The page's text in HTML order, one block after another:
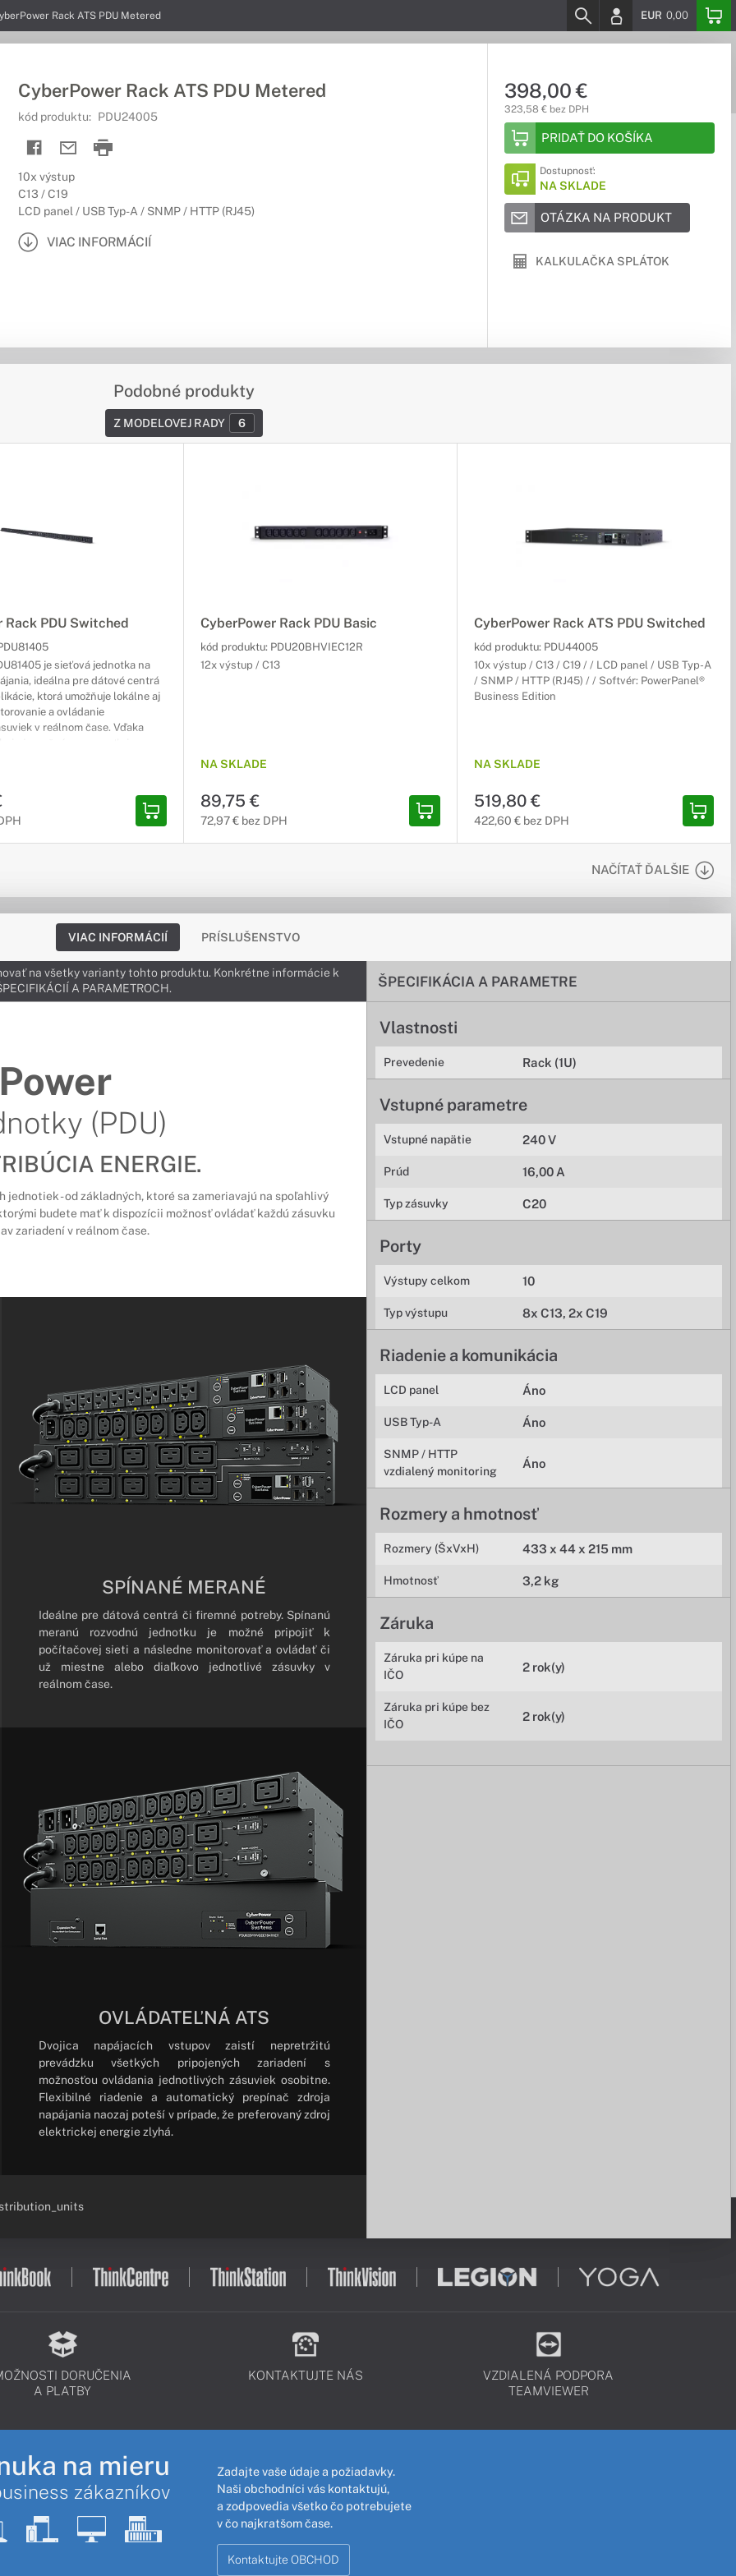
Rack ATS PDU Metered EUR 0,00
CyberPower Rack ATS PDU Metered
kód produktu: PDU24005
10x výstup
C13 / C19
LCD panel / USB Typ-A / SNMP / HTTP (RJ45)
VIAC INFORMÁCIÍ
398,00 €
323,58 € bez DPH
PRIDAŤ DO KOŠÍKA
Dostupnosť:
NA SKLADE
OTÁZKA NA PRODUKT
KALKULAČKA SPLÁTOK
Podobné produkty
Z MODELOVEJ RADY 6
Rack PDU Switched
je sieťová jednotka na
ideálna pre dátové centrá
ktorá umožňuje lokálne aj
a ovládanie
v reálnom čase. Vďaka
jednou IP adresou, čo
Softvér: PowerPanel® Business
CyberPower Rack PDU Basic
kód produktu: PDU20BHVIEC12R
12x výstup / C13
NA SKLADE
89,75 €
72,97 € bez DPH
CyberPower Rack ATS PDU Switched
kód produktu: PDU44005
10x výstup / C13 / C19 / / LCD panel / USB Typ-A
/ SNMP / HTTP (RJ45) / / Softvér: PowerPanel®
Business Edition
NA SKLADE
519,80 €
422,60 € bez DPH
NAČÍTAŤ ĎALŠIE
VIAC INFORMÁCIÍ PRÍSLUŠENSTVO
ŠPECIFIKÁCIA A PARAMETRE
Vlastnosti
Prevedenie Rack (1U)
Vstupné parametre
Vstupné napätie 240 V
Prúd 16,00 A
Typ zásuvky C20
Porty
Výstupy celkom 10
Typ výstupu 8x C13, 2x C19
Riadenie a komunikácia
LCD panel Áno
USB Typ-A Áno
SNMP / HTTP
vzdialený monitoring
Áno
Rozmery a hmotnosť
Rozmery (ŠxVxH) 433 x 44 x 215 mm
Hmotnosť 3,2 kg
Záruka
Záruka pri kúpe na
IČO
2 rok(y)
Záruka pri kúpe bez
IČO
2 rok(y)
na všetky varianty tohto produktu. Konkrétne informácie k
A PARAMETROCH.
Power
(PDU)
ENERGIE.
- od základných, ktoré sa zameriavajú na spoľahlivý
budete mať k dispozícii možnosť ovládať každú zásuvku
zariadení v reálnom čase.
SPÍNANÉ MERANÉ
Ideálne pre dátová centrá či firemné potreby. Spínanú
meranú rozvodnú jednotku je možné pripojiť k
počítačovej sieti a následne monitorovať a ovládať či
už miestne alebo diaľkovo jednotlivé zásuvky v
reálnom čase.
OVLÁDATEĽNÁ ATS
Dvojica napájacích vstupov zaistí nepretržitú
prevádzku všetkých pripojených zariadení s
možnosťou ovládania jednotlivých zásuviek osobitne.
Flexibilné riadenie a automatický prepínač zdroja
napájania naozaj poteší v prípade, že preferovaný zdroj
elektrickej energie zlyhá.
DORUČENIA
A PLATBY
KONTAKTUJTE NÁS
VZDIALENÁ PODPORA
TEAMVIEWER
na mieru
zákazníkov
Zadajte vaše údaje a požiadavky.
Naši obchodníci vás kontaktujú,
a zodpovedia všetko čo potrebujete
v čo najkratšom čase.
Kontaktujte OBCHOD